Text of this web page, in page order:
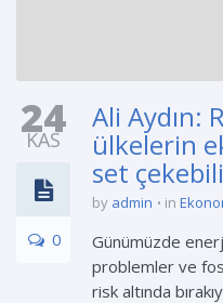
24
KAS
0
Ali Aydın:
ülkelerin
set
by admin in
Günümüzde
problemler ve fosil
risk altında